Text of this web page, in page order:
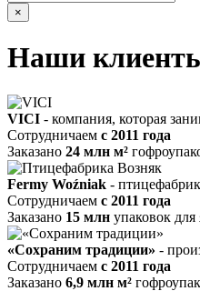
×
Наши
VICI - компания, которая
Сотрудничаем c 2011 года
Заказано 24 млн м²
Fermy Woźniak -
Сотрудничаем c 2011 года
Заказано 15 млн упаковок для
«Сохраним традиции» -
Сотрудничаем c 2011 года
Заказано 6,9 млн м²